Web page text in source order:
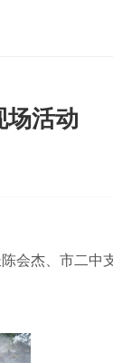
场活动
会杰、市二中